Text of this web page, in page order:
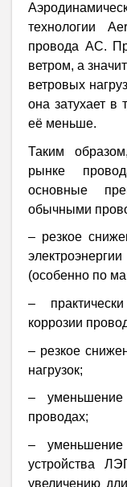
технологии
провода АС.
ветром, а
ветровых
она затухает в
её меньше.
Таким
рынке
основные
обычными
– резкое
(особенно по
–
коррозии
– резкое
нагрузок;
–
проводах;
– уменьшение
устройства
увеличению